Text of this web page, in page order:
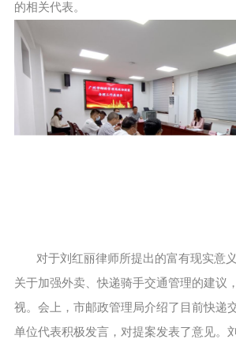
的相关代表。
对于刘红丽律师所提出的富有现实意
关于加强外卖、快递骑手交通管理的建议
视。会上，市邮政管理局介绍了目前快递
单位代表积极发言，对提案发表了意见。